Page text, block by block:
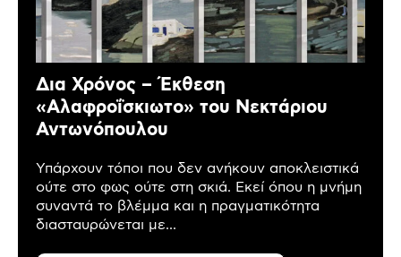
Δια Χρόνος – Έκθεση
«Αλαφροΐσκιωτο» του Νεκτάριου
Αντωνόπουλου
Υπάρχουν τόποι που δεν ανήκουν αποκλειστικά
ούτε στο φως ούτε στη σκιά. Εκεί όπου η μνήμη
συναντά το βλέμμα και η πραγματικότητα
διασταυρώνεται με...